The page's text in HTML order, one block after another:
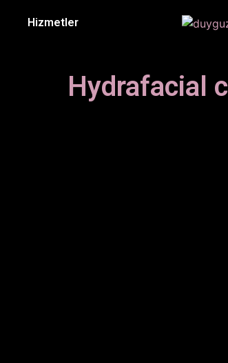
Hizmetler
Hydrafacial